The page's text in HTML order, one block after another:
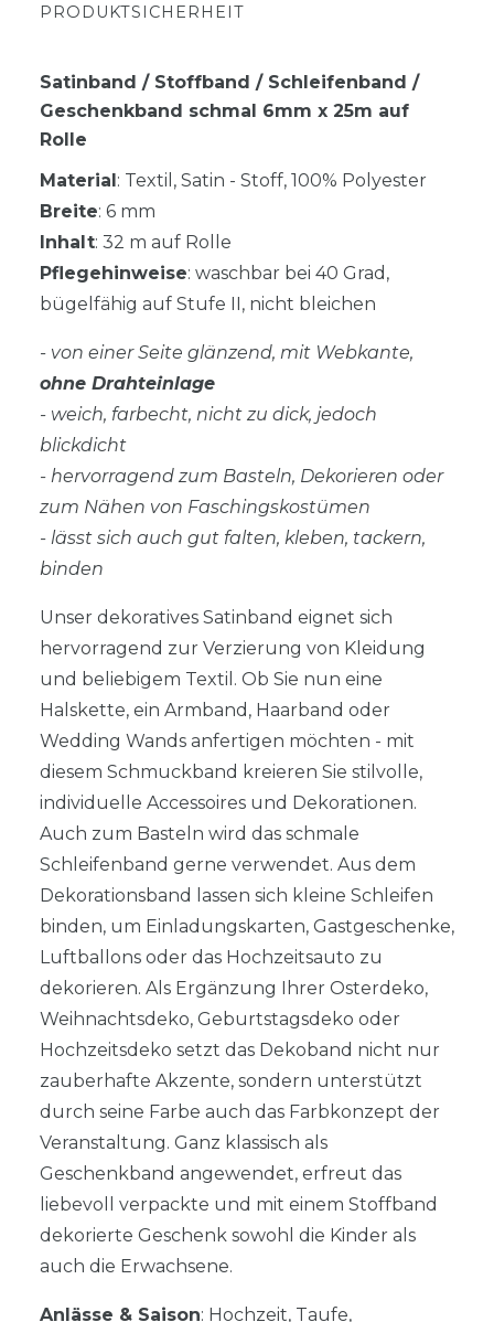
PRODUKTSICHERHEIT
Satinband / Stoffband / Schleifenband /
Geschenkband schmal 6mm x 25m auf
Rolle
Material: Textil, Satin - Stoff, 100% Polyester
Breite: 6 mm
Inhalt: 32 m auf Rolle
Pflegehinweise: waschbar bei 40 Grad,
bügelfähig auf Stufe II, nicht bleichen
- von einer Seite glänzend, mit Webkante,
ohne Drahteinlage
- weich, farbecht, nicht zu dick, jedoch
blickdicht
- hervorragend zum Basteln, Dekorieren oder
zum Nähen von Faschingskostümen
- lässt sich auch gut falten, kleben, tackern,
binden
Unser dekoratives Satinband eignet sich
hervorragend zur Verzierung von Kleidung
und beliebigem Textil. Ob Sie nun eine
Halskette, ein Armband, Haarband oder
Wedding Wands anfertigen möchten - mit
diesem Schmuckband kreieren Sie stilvolle,
individuelle Accessoires und Dekorationen.
Auch zum Basteln wird das schmale
Schleifenband gerne verwendet. Aus dem
Dekorationsband lassen sich kleine Schleifen
binden, um Einladungskarten, Gastgeschenke,
Luftballons oder das Hochzeitsauto zu
dekorieren. Als Ergänzung Ihrer Osterdeko,
Weihnachtsdeko, Geburtstagsdeko oder
Hochzeitsdeko setzt das Dekoband nicht nur
zauberhafte Akzente, sondern unterstützt
durch seine Farbe auch das Farbkonzept der
Veranstaltung. Ganz klassisch als
Geschenkband angewendet, erfreut das
liebevoll verpackte und mit einem Stoffband
dekorierte Geschenk sowohl die Kinder als
auch die Erwachsene.
Anlässe & Saison: Hochzeit, Taufe,